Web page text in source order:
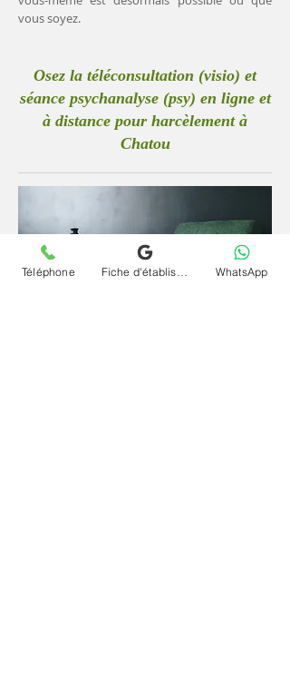
vous soyez.
Osez la téléconsultation (visio) et
séance psychanalyse (psy) en ligne et
à distance pour harcèlement à
Chatou
Téléphone WhatsApp